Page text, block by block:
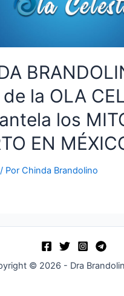
la OLA
los
EN
/ PorChinda Brandolino
© 2026 - Dra